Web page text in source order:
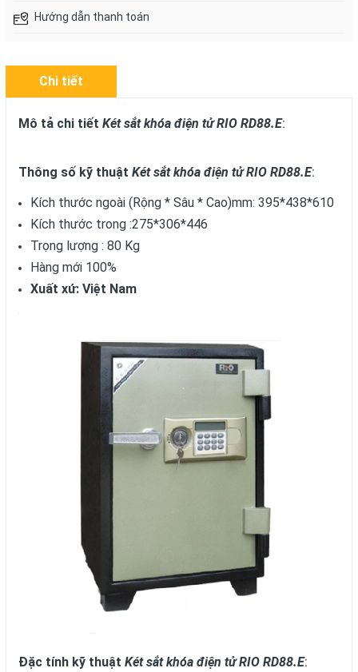
Hướng dẫn thanh toán
Chi tiết
Mô tả chi tiết Két sắt khóa điện tử RIO RD88.E:
Thông số kỹ thuật Két sắt khóa điện tử RIO RD88.E:
Kích thước ngoài (Rộng * Sâu * Cao)mm: 395*438*610
Kích thước trong :275*306*446
Trọng lượng : 80 Kg
Hàng mới 100%
Xuất xứ: Việt Nam
Đặc tính kỹ thuật Két sắt khóa điện tử RIO RD88.E: